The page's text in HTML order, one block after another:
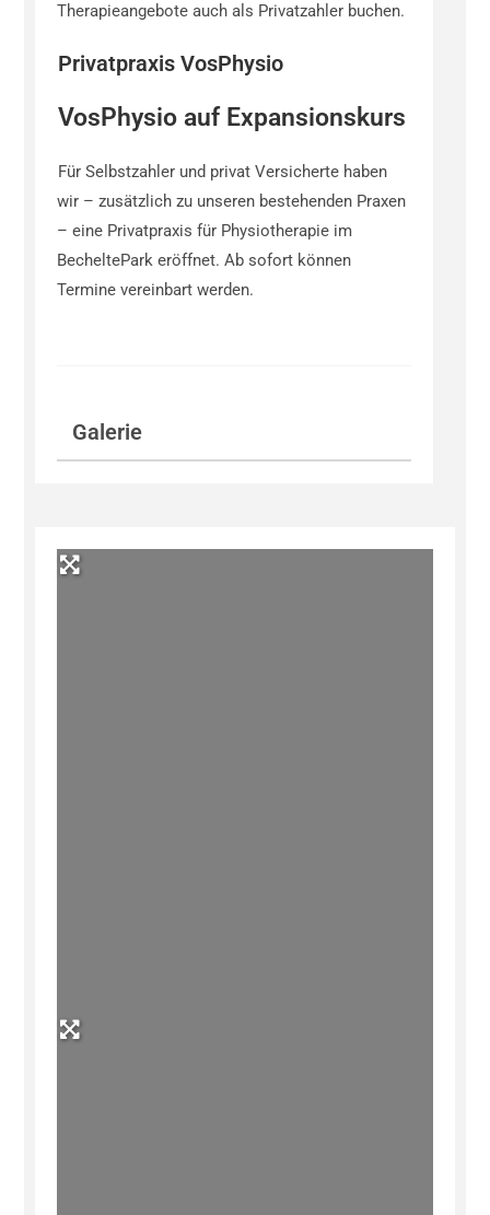
Therapieangebote auch als Privatzahler buchen.
Privatpraxis VosPhysio
VosPhysio auf Expansionskurs
Für Selbstzahler und privat Versicherte haben
wir – zusätzlich zu unseren bestehenden Praxen
– eine Privatpraxis für Physiotherapie im
BecheltePark eröffnet. Ab sofort können
Termine vereinbart werden.
Galerie